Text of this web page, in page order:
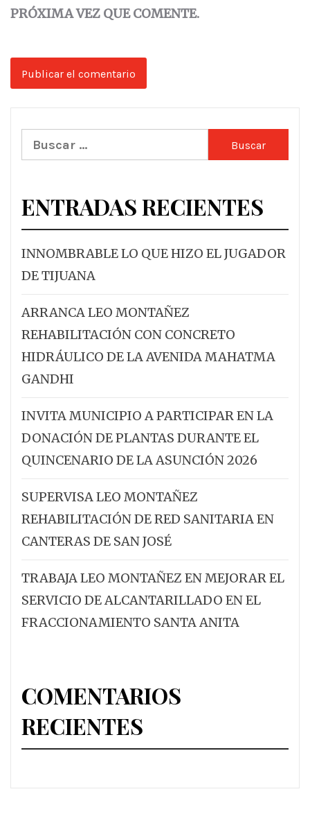
PRÓXIMA VEZ QUE COMENTE.
Buscar:
ENTRADAS RECIENTES
INNOMBRABLE LO QUE HIZO EL JUGADOR
DE TIJUANA
ARRANCA LEO MONTAÑEZ
REHABILITACIÓN CON CONCRETO
HIDRÁULICO DE LA AVENIDA MAHATMA
GANDHI
INVITA MUNICIPIO A PARTICIPAR EN LA
DONACIÓN DE PLANTAS DURANTE EL
QUINCENARIO DE LA ASUNCIÓN 2026
SUPERVISA LEO MONTAÑEZ
REHABILITACIÓN DE RED SANITARIA EN
CANTERAS DE SAN JOSÉ
TRABAJA LEO MONTAÑEZ EN MEJORAR EL
SERVICIO DE ALCANTARILLADO EN EL
FRACCIONAMIENTO SANTA ANITA
COMENTARIOS
RECIENTES